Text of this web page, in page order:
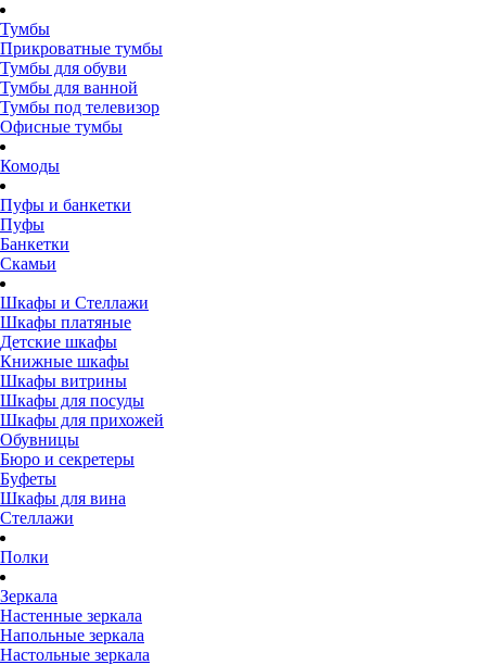
Тумбы
Прикроватные тумбы
Тумбы для обуви
Тумбы для ванной
Тумбы под телевизор
Офисные тумбы
Комоды
Пуфы и банкетки
Пуфы
Банкетки
Скамьи
Шкафы и Стеллажи
Шкафы платяные
Детские шкафы
Книжные шкафы
Шкафы витрины
Шкафы для посуды
Шкафы для прихожей
Обувницы
Бюро и секретеры
Буфеты
Шкафы для вина
Стеллажи
Полки
Зеркала
Настенные зеркала
Напольные зеркала
Настольные зеркала